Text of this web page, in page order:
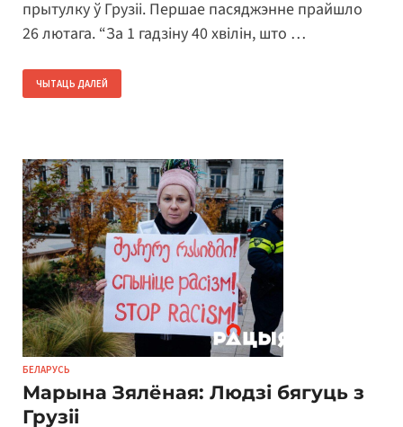
прытулку ў Грузіі. Першае пасяджэнне прайшло
26 лютага. “За 1 гадзіну 40 хвілін, што …
ЧЫТАЦЬ ДАЛЕЙ
БЕЛАРУСЬ
Марына Зялёная: Людзі бягуць з
Грузіі